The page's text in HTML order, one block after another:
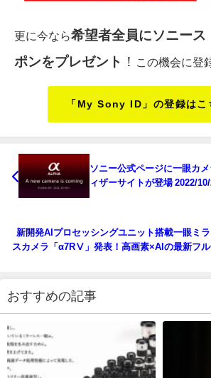
更に今なら希望者全員にソニース
ポンをプレゼント ！ この機会に登
「My Sony ID」の登録はこ
ソニー公式ページに一眼カ
ィザーサイトが登場 2022/
新開発AIプロセッシングユニット搭載一眼ミ
スカメラ「α7RⅤ」発表！高画素×AIの最新フル
おすすめの記事